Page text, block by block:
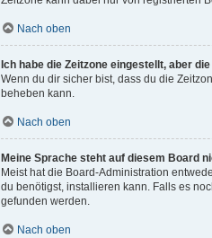
Nach oben
Ich habe die Zeitzone eingestellt, aber
Wenn du dir sicher bist, dass du die
beheben kann.
Nach oben
Meine Sprache steht auf diesem Board
Meist hat die Board-Administration
du benötigst, installieren kann. Falls es
gefunden werden.
Nach oben